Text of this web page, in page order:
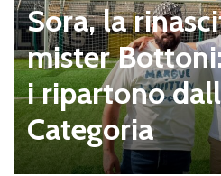
Sora, la
mister
i ripartono
Categoria